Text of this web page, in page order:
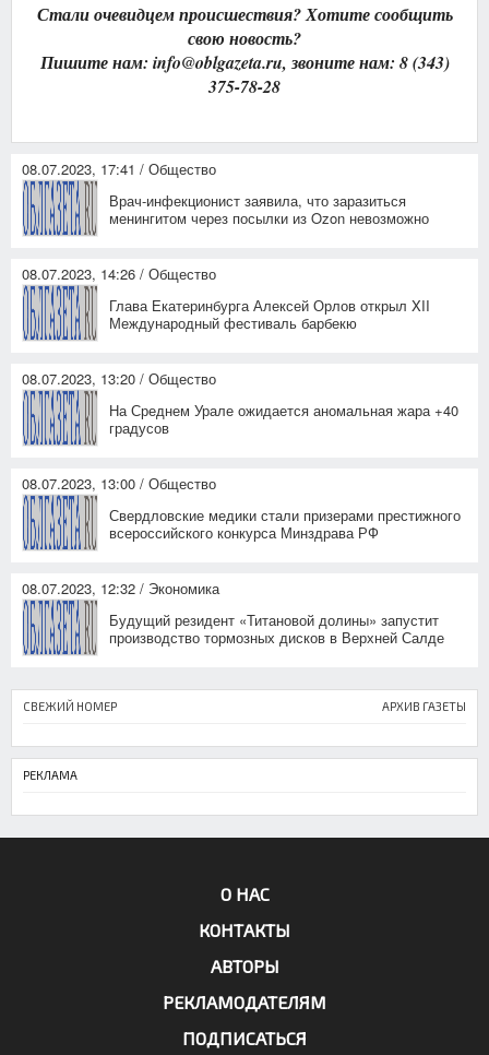
Стали очевидцем происшествия? Хотите сообщить
свою новость?
Пишите нам: info@oblgazeta.ru, звоните нам: 8 (343)
375-78-28
08.07.2023, 17:41 / Общество
Врач-инфекционист заявила, что заразиться
менингитом через посылки из Ozon невозможно
08.07.2023, 14:26 / Общество
Глава Екатеринбурга Алексей Орлов открыл XII
Международный фестиваль барбекю
08.07.2023, 13:20 / Общество
На Среднем Урале ожидается аномальная жара +40
градусов
08.07.2023, 13:00 / Общество
Свердловские медики стали призерами престижного
всероссийского конкурса Минздрава РФ
08.07.2023, 12:32 / Экономика
Будущий резидент «Титановой долины» запустит
производство тормозных дисков в Верхней Салде
СВЕЖИЙ НОМЕР АРХИВ ГАЗЕТЫ
РЕКЛАМА
О НАС
КОНТАКТЫ
АВТОРЫ
РЕКЛАМОДАТЕЛЯМ
ПОДПИСАТЬСЯ